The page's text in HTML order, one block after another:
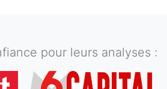
pour leurs analyses :